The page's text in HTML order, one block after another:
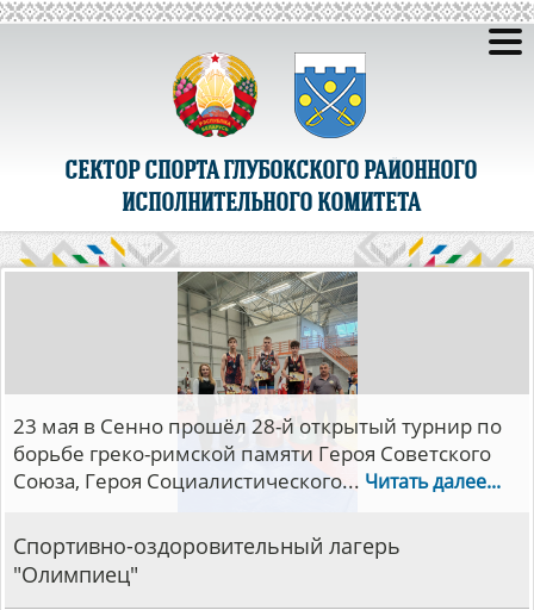
СЕКТОР СПОРТА ГЛУБОКСКОГО РАЙОННОГО
ИСПОЛНИТЕЛЬНОГО КОМИТЕТА
Спортивно-оздоровительный лагерь
"Олимпиец"
С 5 по 14 мая в Минске прошли финалы
республиканских соревнований детско-
юношеской волейбольной лиги «Мяч над
сеткой».В...Читать далее...